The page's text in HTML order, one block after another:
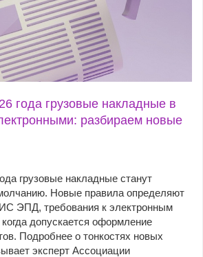
года грузовые накладные в
разбираем новые
грузовые накладные станут
Новые правила определяют
ЭПД, требования к электронным
допускается оформление
Подробнее о тонкостях новых
эксперт Ассоциации